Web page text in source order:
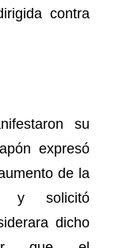
contra
su
expresó
de la
y solicitó
dicho